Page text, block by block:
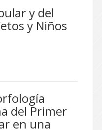
y del
y Niños
del Primer
en una